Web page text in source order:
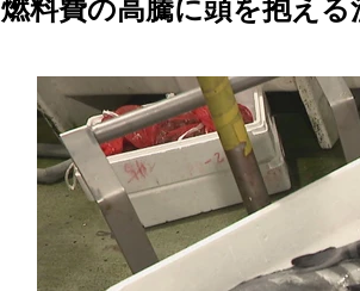
燃料費の高騰に頭を抱える